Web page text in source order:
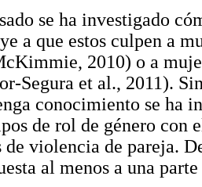
se ha investigado
a que estos culpen a
2010) o a
Segura et al., 2011).
conocimiento se ha
de rol de género con
violencia de pareja.
al menos a una